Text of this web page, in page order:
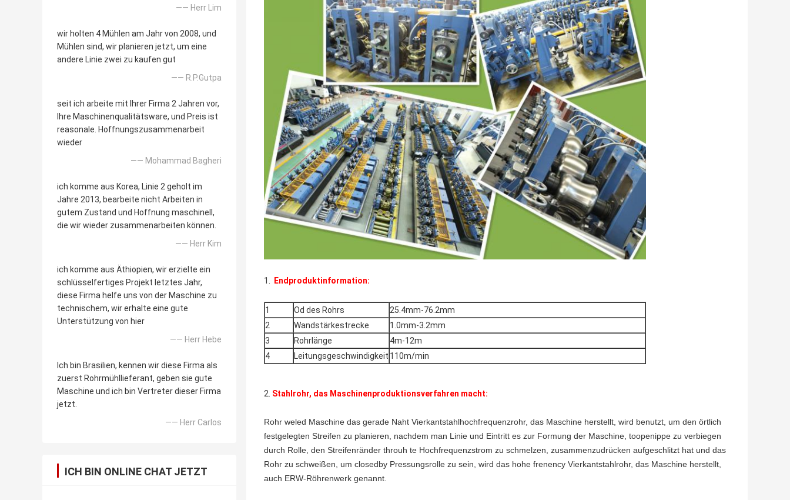
—— Herr Lim
wir holten 4 Mühlen am Jahr von 2008, und
Mühlen sind, wir planieren jetzt, um eine
andere Linie zwei zu kaufen gut
—— R.P.Gutpa
seit ich arbeite mit Ihrer Firma 2 Jahren vor,
Ihre Maschinenqualitätsware, und Preis ist
reasonale. Hoffnungszusammenarbeit
wieder
—— Mohammad Bagheri
ich komme aus Korea, Linie 2 geholt im
Jahre 2013, bearbeite nicht Arbeiten in
gutem Zustand und Hoffnung maschinell,
die wir wieder zusammenarbeiten können.
—— Herr Kim
ich komme aus Äthiopien, wir erzielte ein
schlüsselfertiges Projekt letztes Jahr,
diese Firma helfe uns von der Maschine zu
technischem, wir erhalte eine gute
Unterstützung von hier
—— Herr Hebe
Ich bin Brasilien, kennen wir diese Firma als
zuerst Rohrmühllieferant, geben sie gute
Maschine und ich bin Vertreter dieser Firma
jetzt.
—— Herr Carlos
ICH BIN ONLINE CHAT JETZT
1. Endproduktinformation:
1 Od des Rohrs
25.4mm-76.2mm
2
Wandstärkestrecke
1.0mm-3.2mm
3
Rohrlänge
4m-12m
4
Leitungsgeschwindigkeit 110m/min
2. Stahlrohr, das Maschinenproduktionsverfahren macht:
Rohr weled Maschine das gerade Naht Vierkantstahlhochfrequenzrohr, das Maschine herstellt, wird benutzt, um den örtlich
festgelegten Streifen zu planieren, nachdem man Linie und Eintritt es zur Formung der Maschine, toopenippe zu verbiegen
durch Rolle, den Streifenränder throuh te Hochfrequenzstrom zu schmelzen, zusammenzudrücken aufgeschlitzt hat und das
Rohr zu schweißen, um closedby Pressungsrolle zu sein, wird das hohe frenency Vierkantstahlrohr, das Maschine herstellt,
auch ERW-Röhrenwerk genannt.